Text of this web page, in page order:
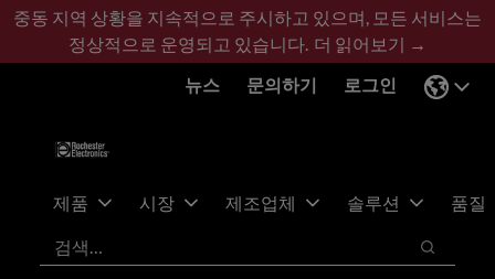
기
콘
바
글
중동 지역 상황을 지속적으로 주시하고 있으며, 모든 서비스는
정상적으로 운영되고 있습니다. 더 읽어보기 →
뉴스
문의하기 로그인
제품 시장 제조업체 솔루션
품질
검색
검색